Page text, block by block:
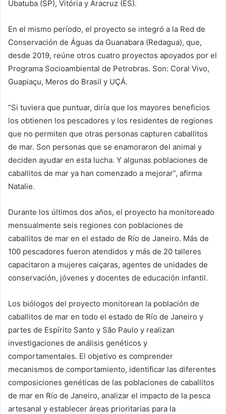
Ubatuba (SP), Vitória y Aracruz (ES).
En el mismo período, el proyecto se integró a la Red de
Conservación de Águas da Guanabara (Redagua), que,
desde 2019, reúne otros cuatro proyectos apoyados por el
Programa Socioambiental de Petrobras. Son: Coral Vivo,
Guapiaçu, Meros do Brasil y UÇÁ.
“Si tuviera que puntuar, diría que los mayores beneficios
los obtienen los pescadores y los residentes de regiones
que no permiten que otras personas capturen caballitos
de mar. Son personas que se enamoraron del animal y
deciden ayudar en esta lucha. Y algunas poblaciones de
caballitos de mar ya han comenzado a mejorar”, afirma
Natalie.
Durante los últimos dos años, el proyecto ha monitoreado
mensualmente seis regiones con poblaciones de
caballitos de mar en el estado de Río de Janeiro. Más de
100 pescadores fueron atendidos y más de 20 talleres
capacitaron a mujeres caiçaras, agentes de unidades de
conservación, jóvenes y docentes de educación infantil.
Los biólogos del proyecto monitorean la población de
caballitos de mar en todo el estado de Río de Janeiro y
partes de Espírito Santo y São Paulo y realizan
investigaciones de análisis genéticos y
comportamentales. El objetivo es comprender
mecanismos de comportamiento, identificar las diferentes
composiciones genéticas de las poblaciones de caballitos
de mar en Río de Janeiro, analizar el impacto de la pesca
artesanal y establecer áreas prioritarias para la